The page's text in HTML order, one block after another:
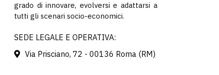
grado di innovare, evolversi e adattarsi a
tutti gli scenari socio-economici.
SEDE LEGALE E OPERATIVA:
Via Prisciano, 72 - 00136 Roma (RM)